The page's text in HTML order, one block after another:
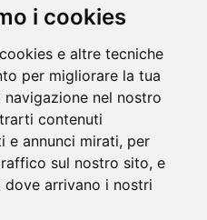
i cookies
e altre tecniche
per migliorare la tua
navigazione nel nostro
contenuti
e annunci mirati, per
sul nostro sito, e
dove arrivano i nostri